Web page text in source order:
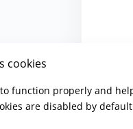
cookies
function properly and
are disabled by